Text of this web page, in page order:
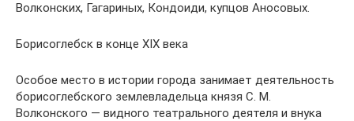
Волконских, Гагариных, Кондоиди, купцов Аносовых.
Борисоглебск в конце XIX века
Особое место в истории города занимает деятельность
борисоглебского землевладельца князя С. М.
Волконского — видного театрального деятеля и внука